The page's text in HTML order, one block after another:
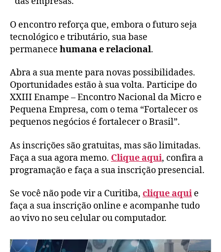
O encontro reforça que, embora o futuro seja
tecnológico e tributário, sua base
permanece humana e relacional.
Abra a sua mente para novas possibilidades.
Oportunidades estão à sua volta. Participe do
XXIII Enampe – Encontro Nacional da Micro e
Pequena Empresa, com o tema “Fortalecer os
pequenos negócios é fortalecer o Brasil”.
As inscrições são gratuitas, mas são limitadas.
Faça a sua agora memo. Clique aqui, confira a
programação e faça a sua inscrição presencial.
Se você não pode vir a Curitiba, clique aqui e
faça a sua inscrição online e acompanhe tudo
ao vivo no seu celular ou computador.